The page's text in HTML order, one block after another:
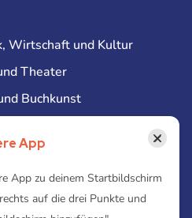
Wirtschaft und Kultur
Theater
Buchkunst
(DHSN) am Standort
App ×
App zu deinem Startbildschirm
auf die drei Punkte und